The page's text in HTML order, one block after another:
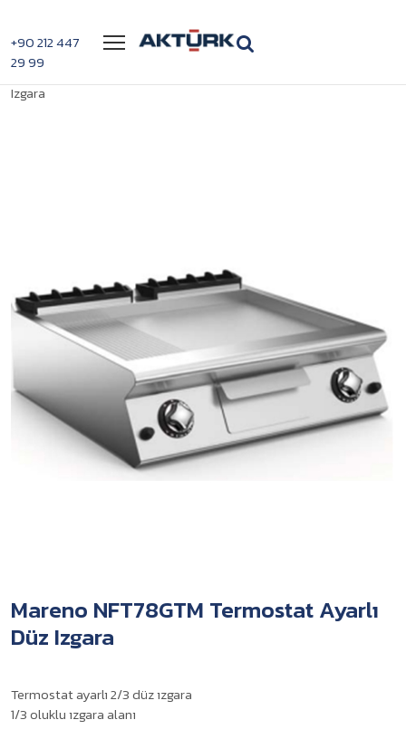
+90 212 447
29 99
Menü
Izgara
Mareno NFT78GTM Termostat Ayarlı
Düz Izgara
Termostat ayarlı 2/3 düz ızgara
1/3 oluklu ızgara alanı